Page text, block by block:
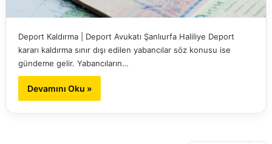
Deport Kaldırma | Deport Avukatı Şanlıurfa Haliliye Deport
kararı kaldırma sınır dışı edilen yabancılar söz konusu ise
gündeme gelir. Yabancıların…
Devamını Oku »